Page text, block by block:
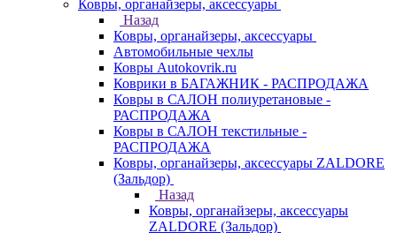
Ковры, органайзеры, аксессуары
Назад
Ковры, органайзеры, аксессуары
Автомобильные чехлы
Ковры Autokovrik.ru
Коврики в БАГАЖНИК - РАСПРОДАЖА
Ковры в САЛОН полиуретановые -
РАСПРОДАЖА
Ковры в САЛОН текстильные -
РАСПРОДАЖА
Ковры, органайзеры, аксессуары ZALDORE
(Зальдор)
Назад
Ковры, органайзеры, аксессуары
ZALDORE (Зальдор)